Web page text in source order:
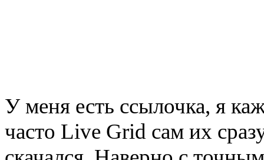
У меня есть ссылочка, я
часто Live Grid сам их